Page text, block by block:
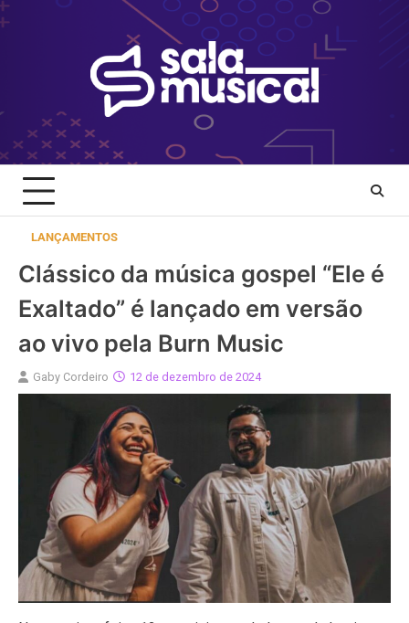
Skip
to
LANÇAMENTOS
Clássico da música gospel “Ele é
Exaltado” é lançado em versão
ao vivo pela Burn Music
Gaby Cordeiro 12 de dezembro de 2024